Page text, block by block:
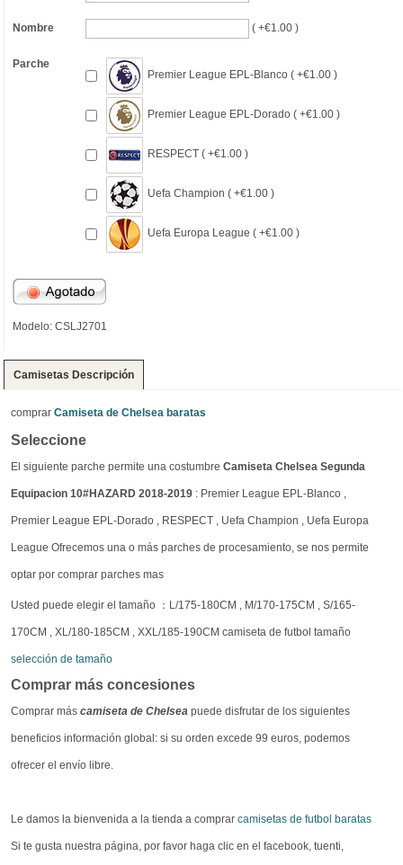
Nombre ( +€1.00 )
Parche
Premier League EPL-Blanco ( +€1.00 )
Premier League EPL-Dorado ( +€1.00 )
RESPECT ( +€1.00 )
Uefa Champion ( +€1.00 )
Uefa Europa League ( +€1.00 )
Modelo: CSLJ2701
Camisetas Descripción
comprar Camiseta de Chelsea baratas
Seleccione
El siguiente parche permite una costumbre Camiseta Chelsea Segunda
Equipacion 10#HAZARD 2018-2019 : Premier League EPL-Blanco ,
Premier League EPL-Dorado , RESPECT , Uefa Champion , Uefa Europa
League Ofrecemos una o más parches de procesamiento, se nos permite
optar por comprar parches mas
Usted puede elegir el tamaño ：L/175-180CM , M/170-175CM , S/165-
170CM , XL/180-185CM , XXL/185-190CM camiseta de futbol tamaño
selección de tamaño
Comprar más concesiones
Comprar más camiseta de Chelsea puede disfrutar de los siguientes
beneficios información global: si su orden excede 99 euros, podemos
ofrecer el envío libre.
Le damos la bienvenida a la tienda a comprar camisetas de futbol baratas
Si te gusta nuestra página, por favor haga clic en el facebook, tuenti,